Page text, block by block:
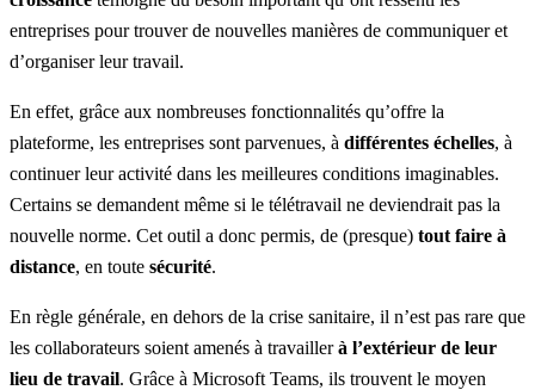
entreprises pour trouver de nouvelles manières de communiquer et
d’organiser leur travail.
En effet, grâce aux nombreuses fonctionnalités qu’offre la
plateforme, les entreprises sont parvenues, à différentes échelles, à
continuer leur activité dans les meilleures conditions imaginables.
Certains se demandent même si le télétravail ne deviendrait pas la
nouvelle norme. Cet outil a donc permis, de (presque) tout faire à
distance, en toute sécurité.
En règle générale, en dehors de la crise sanitaire, il n’est pas rare que
les collaborateurs soient amenés à travaillerà l’extérieur de leur
lieu de travail. Grâce à Microsoft Teams, ils trouvent le moyen